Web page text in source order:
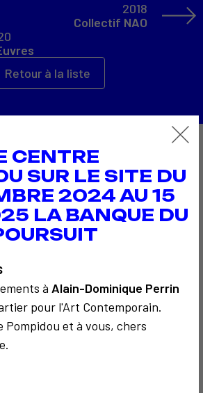
CENTRE
SUR LE SITE DU
2024 AU 15
LA BANQUE DU
à Alain-Dominique Perrin
pour l'Art Contemporain.
Pompidou et à vous, chers
Retour à la liste
2018
Collectif NAO
aussi…
3 2
CRITIQUE ET ÉTHIQUE POLITIQUE
2008
Entropya